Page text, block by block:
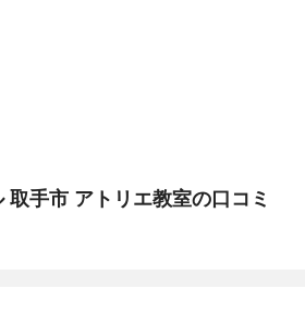
取手市 アトリエ教室の口コミ